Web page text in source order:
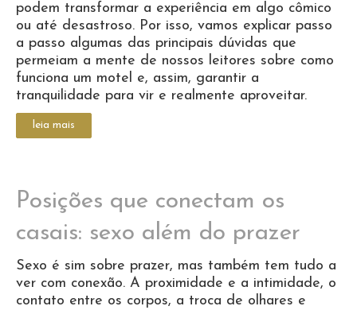
podem transformar a experiência em algo cômico
ou até desastroso. Por isso, vamos explicar passo
a passo algumas das principais dúvidas que
permeiam a mente de nossos leitores sobre como
funciona um motel e, assim, garantir a
tranquilidade para vir e realmente aproveitar.
leia mais
Posições que conectam os
casais: sexo além do prazer
Sexo é sim sobre prazer, mas também tem tudo a
ver com conexão. A proximidade e a intimidade, o
contato entre os corpos, a troca de olhares e